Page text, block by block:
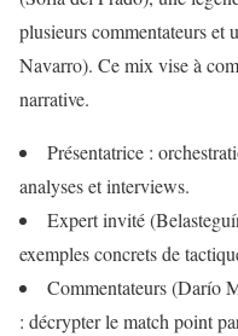
plusieurs commentateurs et
Navarro). Ce mix vise à
narrative.
Présentatrice :
analyses et interviews.
Expert invité
exemples concrets de
Commentateurs (Darío
: décrypter le match point